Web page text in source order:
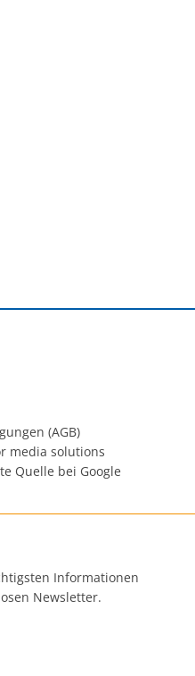
(AGB)
media solutions
Quelle bei Google
Informationen
Newsletter.